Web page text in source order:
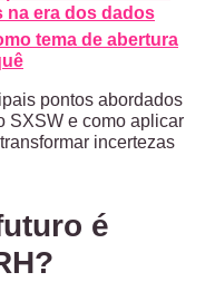
na era dos dados
tema de abertura
pontos abordados
SXSW e como aplicar
incertezas
é